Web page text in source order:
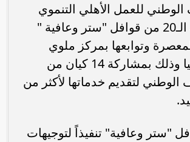
للعمل الأهلي التنموي
اليوم المرحلة الـ20 من قوافل "ستر وعافية "
وتوابعها بمركز ملوي
بمحافظة المنيا وذلك بمشاركة 14 كيان من
الوطني لتقديم خدماتها لأكثر من
"ستر وعافية" تنفيذاً لتوجيهات